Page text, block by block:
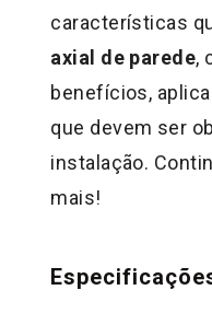
características
axial de parede,
benefícios,
que devem ser
instalação.
mais!